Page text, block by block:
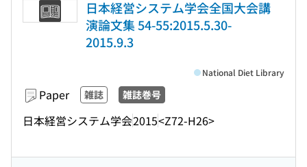
日本経営システム学会全国大会講
演論文集 54-55:2015.5.30-
2015.9.3
Paper 雑誌 雑誌巻号
日本経営システム学会2015<Z72-H26>
National Diet Library